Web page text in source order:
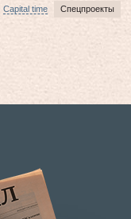
Capital time
Спецпроекты